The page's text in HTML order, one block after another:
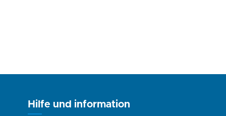
Hilfe und information